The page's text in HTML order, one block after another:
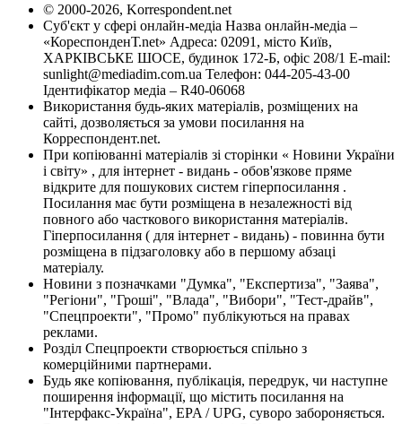
© 2000-2026, Korrespondent.net
Суб'єкт у сфері онлайн-медіа Назва онлайн-медіа –
«КореспонденТ.net» Адреса: 02091, місто Київ,
ХАРКІВСЬКЕ ШОСЕ, будинок 172-Б, офіс 208/1 E-mail:
sunlight@mediadim.com.ua Телефон: 044-205-43-00
Ідентифікатор медіа – R40-06068
Використання будь-яких матеріалів, розміщених на
сайті, дозволяється за умови посилання на
Корреспондент.net.
При копіюванні матеріалів зі сторінки « Новини України
і світу» , для інтернет - видань - обов'язкове пряме
відкрите для пошукових систем гіперпосилання .
Посилання має бути розміщена в незалежності від
повного або часткового використання матеріалів.
Гіперпосилання ( для інтернет - видань) - повинна бути
розміщена в підзаголовку або в першому абзаці
матеріалу.
Новини з позначками "Думка", "Експертиза", "Заява",
"Регіони", "Гроші", "Влада", "Вибори", "Тест-драйв",
"Спецпроекти", "Промо" публікуються на правах
реклами.
Розділ Спецпроекти створюється спільно з
комерційними партнерами.
Будь яке копіювання, публікація, передрук, чи наступне
поширення інформації, що містить посилання на
"Інтерфакс-Україна", EPA / UPG, суворо забороняється.